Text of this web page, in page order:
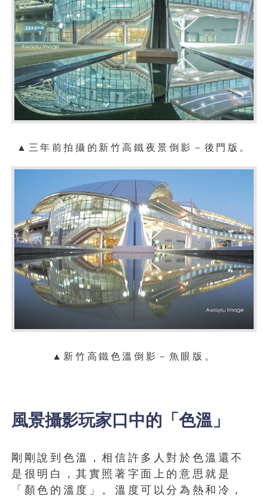
▲ 三年前拍攝的新竹高鐵夜景倒影 － 後門版 。
▲ 新竹 高鐵色溫倒影－魚眼版 。
風景攝影玩家口中的「色溫」
剛剛說到色溫，相信許多人對於色溫還不
是很明白，其實照著字面上的意思就是
「顏色的溫度」。溫度可以分為熱和冷，